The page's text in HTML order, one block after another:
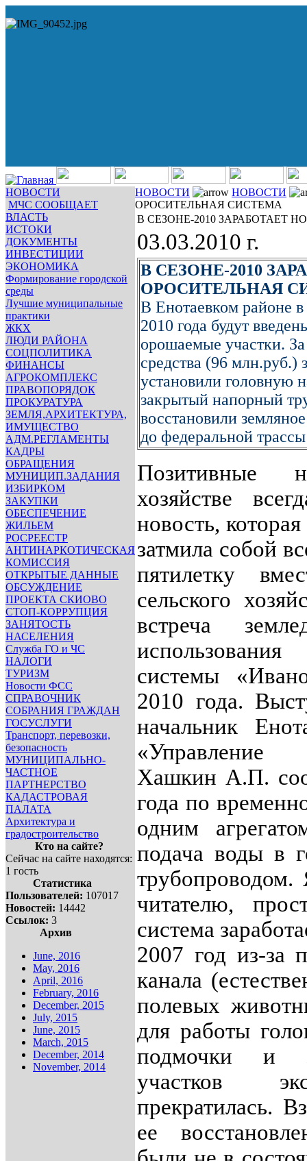
НОВОСТИ
МЧС СООБЩАЕТ
ВЛАСТЬ
ИСТОКИ
ДОКУМЕНТЫ
ИНВЕСТИЦИИ
ЭКОНОМИКА
Формирование городской
среды
Лучшие муниципальные
практики
ЖКХ
ЛЮДИ РАЙОНА
СОЦПОЛИТИКА
ФИНАНСЫ
АГРОКОМПЛЕКС
ПРАВОПОРЯДОК
ПРОКУРАТУРА
ЗЕМЛЯ,АРХИТЕКТУРА,
ИМУЩЕСТВО
АДМ.РЕГЛАМЕНТЫ
КАДРЫ
ОБРАЩЕНИЯ
МУНИЦИП.ЗАДАНИЯ
ИЗБИРКОМ
ЗАКУПКИ
ОБЕСПЕЧЕНИЕ
ЖИЛЬЕМ
РОСРЕЕСТР
АНТИНАРКОТИЧЕСКАЯ
КОМИССИЯ
ОТКРЫТЫЕ ДАННЫЕ
ОБСУЖДЕНИЕ
ПРОЕКТА СКИОВО
СТОП-КОРРУПЦИЯ
ЗАНЯТОСТЬ
НАСЕЛЕНИЯ
Служба ГО и ЧС
НАЛОГИ
ТУРИЗМ
Новости ФСС
СПРАВОЧНИК
СОБРАНИЯ ГРАЖДАН
ГОСУСЛУГИ
Транспорт, перевозки,
безопасность
МУНИЦИПАЛЬНО-
ЧАСТНОЕ
ПАРТНЕРСТВО
КАДАСТРОВАЯ
ПАЛАТА
Архитектура и
градостроительство
Кто на сайте?
Сейчас на сайте находятся:
1 гость
Статистика
Пользователей: 107017
Новостей: 14442
Ссылок: 3
Архив
June, 2016
May, 2016
April, 2016
February, 2016
December, 2015
July, 2015
June, 2015
March, 2015
December, 2014
November, 2014
НОВОСТИ
НОВОСТИ
ОРОСИТЕЛЬНАЯ СИСТЕМА
В СЕЗОНЕ-2010 ЗАРАБОТАЕТ
03.03.2010 г.
В СЕЗОНЕ-2010
ОРОСИТЕЛЬНАЯ
В Енотаевком районе в
2010 года будут
орошаемые участки.
средства (96 млн.руб.)
установили головную
закрытый напорный
восстановили
до федеральной
Позитивные
хозяйстве
новость,
затмила собой
пятилетку
сельского
встреча
системы
2010 года.
начальник
«Управление
Хашкин А.П.
года по
одним
подача воды в
читателю,
система
2007 год из-за
канала
полевых
для работы
подмочки и
участков
прекратилась.
ее